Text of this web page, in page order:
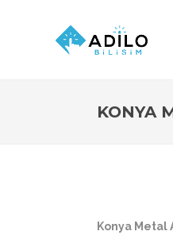
KONYA
Konya Metal